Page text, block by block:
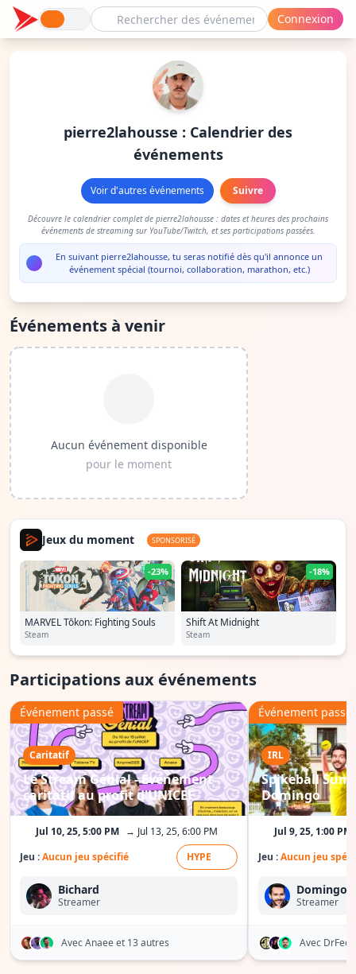
Connexion
pierre2lahousse : Calendrier des
événements
Voir d'autres événements Suivre
Découvre le calendrier complet de pierre2lahousse : dates et heures des prochains
événements de streaming sur YouTube/Twitch, et ses participations passées.
En suivant pierre2lahousse, tu seras notifié dès qu'il annonce un
événement spécial (tournoi, collaboration, marathon, etc.)
Événements à venir
Aucun événement disponible
pour le moment
Jeux du moment SPONSORISÉ
-23%
MARVEL Tōkon: Fighting Souls
Steam
-18%
Shift At Midnight
Steam
Participations aux événements
Caritatif
Le Stream Génial - Événement
caritatif au profit d'UNICEF
Événement passé
Jul 10, 25, 5:00 PM → Jul 13, 25, 6:00 PM
Jeu :Aucun jeu spécifié HYPE
Bichard
Streamer
Avec Anaeeet 13 autres
IRL
Spikeball
Domingo
Événement passé
Jul 9, 25, 1:00 PM
Jeu :Aucun jeu
Domingo
Streamer
Avec